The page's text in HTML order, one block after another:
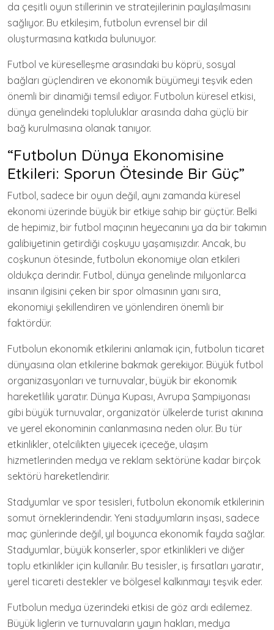
da çeşitli oyun stillerinin ve stratejilerinin paylaşılmasını
sağlıyor. Bu etkileşim, futbolun evrensel bir dil
oluşturmasına katkıda bulunuyor.
Futbol ve küreselleşme arasındaki bu köprü, sosyal
bağları güçlendiren ve ekonomik büyümeyi teşvik eden
önemli bir dinamiği temsil ediyor. Futbolun küresel etkisi,
dünya genelindeki topluluklar arasında daha güçlü bir
bağ kurulmasına olanak tanıyor.
“Futbolun Dünya Ekonomisine
Etkileri: Sporun Ötesinde Bir Güç”
Futbol, sadece bir oyun değil, aynı zamanda küresel
ekonomi üzerinde büyük bir etkiye sahip bir güçtür. Belki
de hepimiz, bir futbol maçının heyecanını ya da bir takımın
galibiyetinin getirdiği coşkuyu yaşamışızdır. Ancak, bu
coşkunun ötesinde, futbolun ekonomiye olan etkileri
oldukça derindir. Futbol, dünya genelinde milyonlarca
insanın ilgisini çeken bir spor olmasının yanı sıra,
ekonomiyi şekillendiren ve yönlendiren önemli bir
faktördür.
Futbolun ekonomik etkilerini anlamak için, futbolun ticaret
dünyasına olan etkilerine bakmak gerekiyor. Büyük futbol
organizasyonları ve turnuvalar, büyük bir ekonomik
hareketlilik yaratır. Dünya Kupası, Avrupa Şampiyonası
gibi büyük turnuvalar, organizatör ülkelerde turist akınına
ve yerel ekonominin canlanmasına neden olur. Bu tür
etkinlikler, otelcilikten yiyecek içeceğe, ulaşım
hizmetlerinden medya ve reklam sektörüne kadar birçok
sektörü hareketlendirir.
Stadyumlar ve spor tesisleri, futbolun ekonomik etkilerinin
somut örneklerindendir. Yeni stadyumların inşası, sadece
maç günlerinde değil, yıl boyunca ekonomik fayda sağlar.
Stadyumlar, büyük konserler, spor etkinlikleri ve diğer
toplu etkinlikler için kullanılır. Bu tesisler, iş fırsatları yaratır,
yerel ticareti destekler ve bölgesel kalkınmayı teşvik eder.
Futbolun medya üzerindeki etkisi de göz ardı edilemez.
Büyük liglerin ve turnuvaların yayın hakları, medya